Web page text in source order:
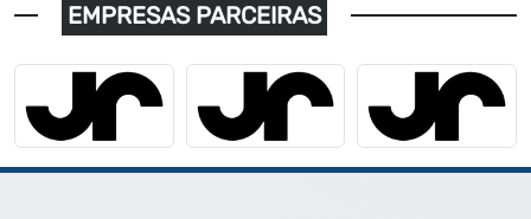
EMPRESAS PARCEIRAS